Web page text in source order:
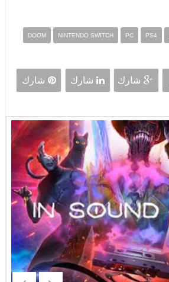
DOOM NINTENDO SWITCH PC PS4
شارك شارك شارك